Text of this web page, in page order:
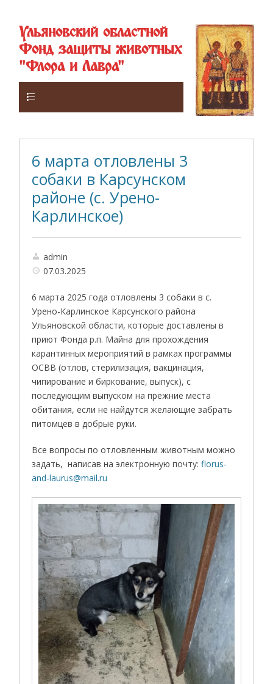
Ульяновский областной
Фонд защиты животных
"Флора и Лавра"
6 марта отловлены 3
собаки в Карсунском
районе (с. Урено-
Карлинское)
admin
07.03.2025
6 марта 2025 года отловлены 3 собаки в с.
Урено-Карлинское Карсунского района
Ульяновской области, которые доставлены в
приют Фонда р.п. Майна для прохождения
карантинных мероприятий в рамках программы
ОСВВ (отлов, стерилизация, вакцинация,
чипирование и биркование, выпуск), с
последующим выпуском на прежние места
обитания, если не найдутся желающие забрать
питомцев в добрые руки.
Все вопросы по отловленным животным можно
задать, написав на электронную почту:florus-
and-laurus@mail.ru